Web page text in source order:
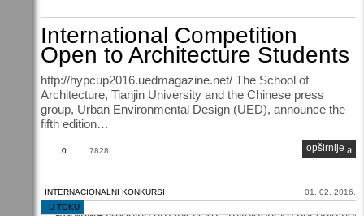
International Competition
Open to Architecture Students
http://hypcup2016.uedmagazine.net/ The School of
Architecture, Tianjin University and the Chinese press
group, Urban Environmental Design (UED), announce the
fifth edition…
0 7828 opširnije
INTERNACIONALNI KONKURSI
/ U TOKU
01. 02. 2016.